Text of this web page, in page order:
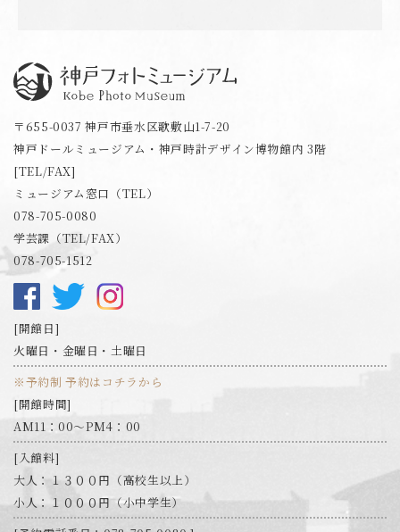
〒655-0037 神戸市垂水区歌敷山1-7-20
神戸ドールミュージアム・神戸時計デザイン博物館内 3階
[TEL/FAX]
ミュージアム窓口（TEL）
078-705-0080
学芸課（TEL/FAX）
078-705-1512
開館日
火曜日・金曜日・土曜日
※予約制 予約はコチラから
開館時間
AM11：00～PM4：00
入館料
大人：１３００円（高校生以上）
小人：１０００円（小中学生）